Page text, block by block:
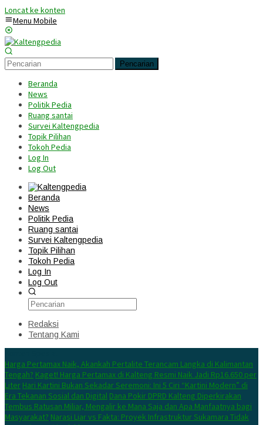
Loncat ke konten
Menu Mobile
Pencarian
Beranda
News
Politik Pedia
Ruang santai
Survei Kaltengpedia
Topik Pilihan
Tokoh Pedia
Log In
Log Out
Beranda
News
Politik Pedia
Ruang santai
Survei Kaltengpedia
Topik Pilihan
Tokoh Pedia
Log In
Log Out
Redaksi
Tentang Kami
Harga Pertamax Naik, Akankah Pertalite Terancam Langka di Kalimantan
Tengah? Kaget! Harga Pertamax di Kalteng Resmi Naik Jadi Rp16.650 per
Liter Hari Kartini Bukan Sekadar Seremoni: Ini 5 Ciri “Kartini Modern” di
Era Tekanan Sosial dan Digital Dana Pokir DPRD Kalteng Diperkirakan
Tembus Ratusan Miliar, Mengalir ke Mana Saja dan Apa Manfaatnya bagi
Masyarakat? Narasi Liar vs Fakta: Proyek Infrastruktur Sukamara Tidak